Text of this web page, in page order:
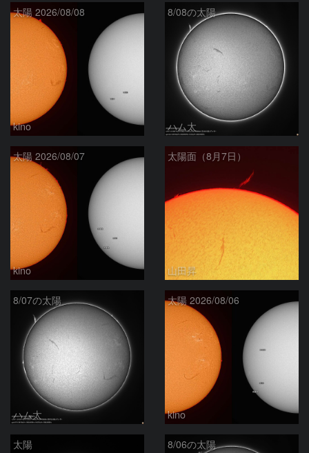
太陽 2026/08/08
kino
8/08の太陽
ハム太
太陽 2026/08/07
kino
太陽面（8月7日）
山田昇
8/07の太陽
ハム太
太陽 2026/08/06
kino
太陽 8/06の太陽